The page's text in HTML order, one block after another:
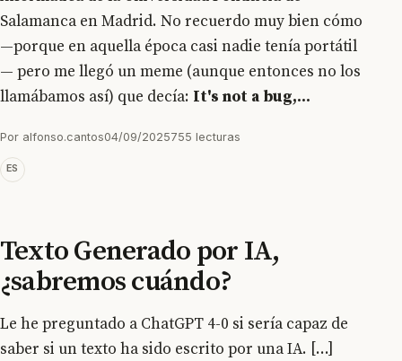
Salamanca en Madrid. No recuerdo muy bien cómo
—porque en aquella época casi nadie tenía portátil
— pero me llegó un meme (aunque entonces no los
llamábamos así) que decía: It's not a bug,...
Por alfonso.cantos04/09/2025755 lecturas
ES
Texto Generado por IA,
¿sabremos cuándo?
Le he preguntado a ChatGPT 4-0 si sería capaz de
saber si un texto ha sido escrito por una IA. [...]